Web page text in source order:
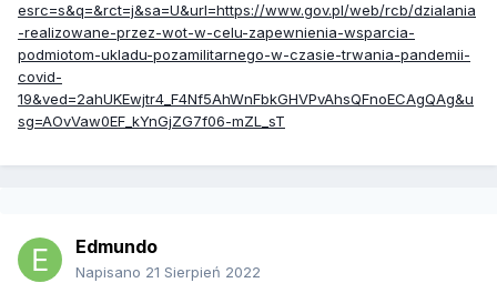
esrc=s&q=&rct=j&sa=U&url=https://www.gov.pl/web/rcb/dzialania
-realizowane-przez-wot-w-celu-zapewnienia-wsparcia-
podmiotom-ukladu-pozamilitarnego-w-czasie-trwania-pandemii-
covid-
19&ved=2ahUKEwjtr4_F4Nf5AhWnFbkGHVPvAhsQFnoECAgQAg&u
sg=AOvVaw0EF_kYnGjZG7f06-mZL_sT
Edmundo
Napisano 21 Sierpień 2022